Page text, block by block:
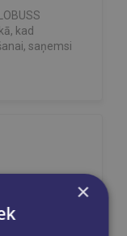
kad
saņemsi
×